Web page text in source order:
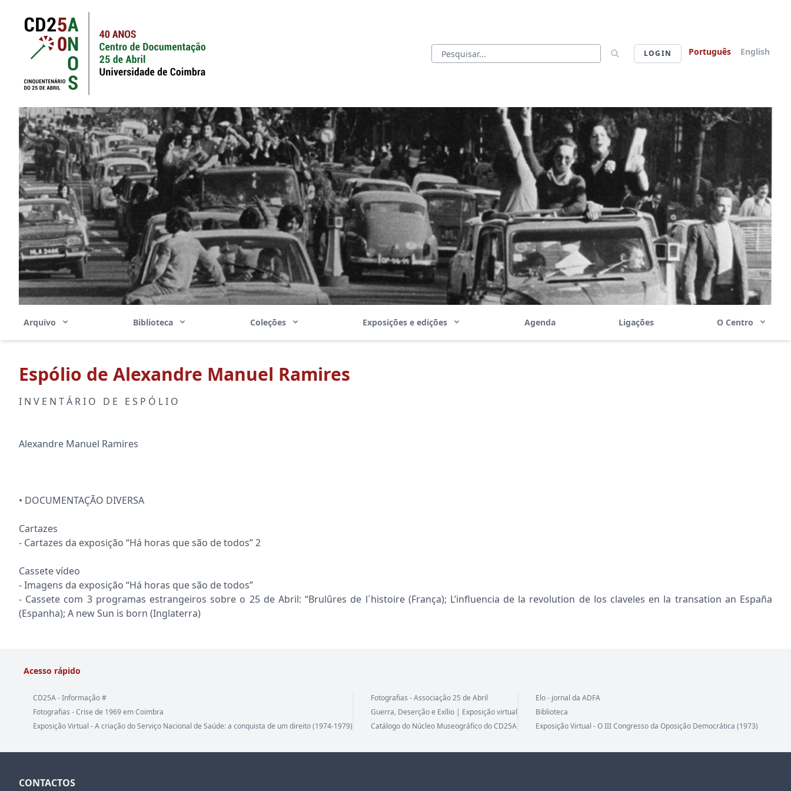
LOGIN Português English
Arquivo Biblioteca Coleções Exposições e edições Agenda Ligações O Centro
Espólio de Alexandre Manuel Ramires
I N V E N T Á R I O D E E S P Ó L I O
Alexandre Manuel Ramires
• DOCUMENTAÇÃO DIVERSA
Cartazes
- Cartazes da exposição “Há horas que são de todos” 2
Cassete vídeo
- Imagens da exposição “Há horas que são de todos”
- Cassete com 3 programas estrangeiros sobre o 25 de Abril: “Brulûres de l´histoire (França); L’influencia de la revolution de los claveles en la transation an España
(Espanha); A new Sun is born (Inglaterra)
Acesso rápido
CD25A - Informação #
Fotografias - Crise de 1969 em Coimbra
Exposição Virtual - A criação do Serviço Nacional de Saúde: a conquista de um direito (1974-1979)
Fotografias - Associação 25 de Abril
Guerra, Deserção e Exílio | Exposição virtual
Catálogo do Núcleo Museográfico do CD25A
Elo - jornal da ADFA
Biblioteca
Exposição Virtual - O III Congresso da Oposição Democrática (1973)
CONTACTOS